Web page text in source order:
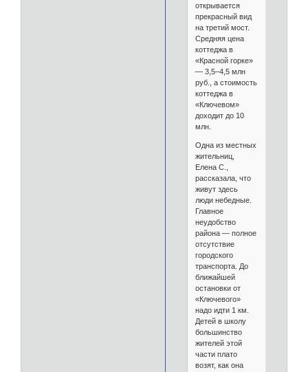
открывается
прекрасный вид
на третий мост.
Средняя цена
коттеджа в
«Красной горке»
— 3,5–4,5 млн
руб., а стоимость
коттеджа в
«Ключевом»
доходит до 10
млн.
Одна из местных
жительниц,
Елена С.,
рассказала, что
живут здесь
люди небедные.
Главное
неудобство
района — полное
отсутствие
городского
транспорта. До
ближайшей
остановки от
«Ключевого»
надо идти 1 км.
Детей в школу
большинство
жителей этой
части плато
возят, как она